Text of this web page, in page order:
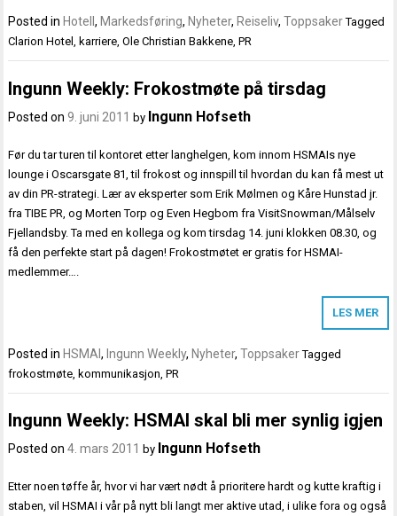
Posted in Hotell, Markedsføring, Nyheter, Reiseliv,Toppsaker Tagged
Clarion Hotel, karriere,Ole Christian Bakkene,PR
Ingunn Weekly: Frokostmøte på tirsdag
Posted on9. juni 2011 by Ingunn Hofseth
Før du tar turen til kontoret etter langhelgen, kom innom HSMAIs nye
lounge i Oscarsgate 81, til frokost og innspill til hvordan du kan få mest ut
av din PR-strategi. Lær av eksperter som Erik Mølmen og Kåre Hunstad jr.
fra TIBE PR, og Morten Torp og Even Hegbom fra VisitSnowman/Målselv
Fjellandsby. Ta med en kollega og kom tirsdag 14. juni klokken 08.30, og
få den perfekte start på dagen! Frokostmøtet er gratis for HSMAI-
medlemmer….
LES MER
Posted in HSMAI, Ingunn Weekly, Nyheter,Toppsaker Tagged
frokostmøte kommunikasjon ,PR
Ingunn Weekly: HSMAI skal bli mer synlig igjen
Posted on4. mars 2011 by Ingunn Hofseth
Etter noen tøffe år, hvor vi har vært nødt å prioritere hardt og kutte kraftig i
staben, vil HSMAI i vår på nytt bli langt mer aktive utad, i ulike fora og også